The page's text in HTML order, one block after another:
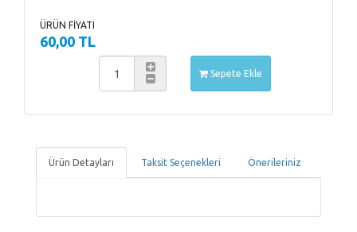
ÜRÜN FİYATI
60,00 TL
Sepete Ekle
Ürün Detayları Taksit Seçenekleri Önerileriniz